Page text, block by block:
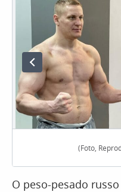
(Foto,
O peso-pesado russo